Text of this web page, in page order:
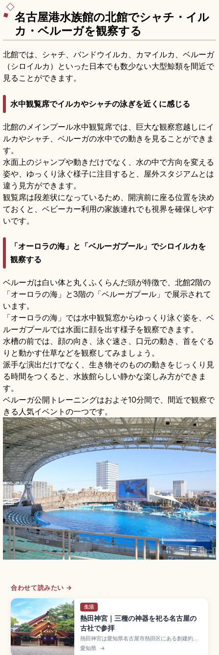
名古屋港水族館の北館でシャチ・イル
カ・ベルーガを観察する
北館では、シャチ、バンドウイルカ、カマイルカ、ベルーガ
（シロイルカ）といった日本でも数少ない大型鯨類を間近で
見ることができます。
水中観覧席でイルカやシャチの泳ぎを近くに感じる
北館のメインプール水中観覧席では、巨大な観察窓越しにイ
ルカやシャチ、ベルーガの水中での動きを見ることができま
す。
水面上のジャンプや動きだけでなく、水の中で方向を変える
姿や、ゆっくり泳ぐ様子に注目すると、屋外スタジアムとは
違う見方ができます。
観覧席は段差状になっているため、開演前に座る位置を決め
ておくと、ベビーカー利用の家族連れでも視界を確保しやす
いです。
「オーロラの海」と「ベルーガプール」でシロイルカを
観察する
ベルーガは白い体と丸くふくらんだ頭が特徴で、北館2階の
「オーロラの海」と3階の「ベルーガプール」で展示されて
います。
「オーロラの海」では水中観覧窓からゆっくり泳ぐ姿を、ベ
ルーガプールでは水面に顔を出す様子を観察できます。
水槽の前では、顔の向き、泳ぐ速さ、口元の動き、首をぐる
りと動かす仕草などを観察してみましょう。
派手な演出だけでなく、生き物そのものの動きをじっくり見
る時間をつくると、水族館らしい静かな楽しみ方ができま
す。
ベルーガ公開トレーニングはおよそ10分間で、間近で観察で
きる人気イベントの一つです。
合わせて読みたい →
生活
熱田神宮｜三種の神器を祀る名古屋の
古社で参拝
熱田神宮は愛知県名古屋市熱田区にある創建約
1900年前と伝わる古社で、三種の神器のひとつ
「草薙神剣」を御神体として祀る格式の高い神社
愛知県 →